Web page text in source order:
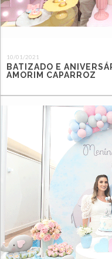
10/01/2021
BATIZADO E
AMORIM CAPARROZ